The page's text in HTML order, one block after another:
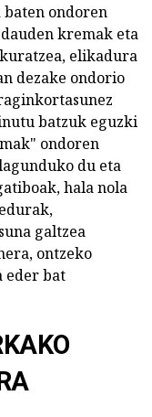
ondoren
kremak eta
elikadura
dezake ondorio
batzuk eguzki
ondoren
du eta
hala nola
galtzea
ontzeko
eder bat